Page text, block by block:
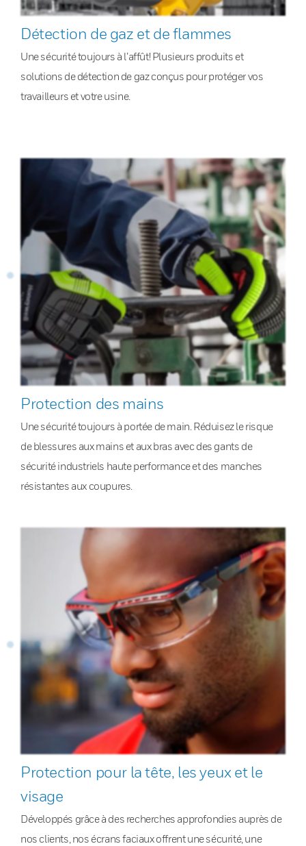
Détection de gaz et de flammes
Une sécurité toujours à l’affût! Plusieurs produits et
solutions de détection de gaz conçus pour protéger vos
travailleurs et votre usine.
Protection des mains
Une sécurité toujours à portée de main. Réduisez le risque
de blessures aux mains et aux bras avec des gants de
sécurité industriels haute performance et des manches
résistantes aux coupures.
Protection pour la tête, les yeux et le
visage
Développés grâce à des recherches approfondies auprès de
nos clients, nos écrans faciaux offrent une sécurité, une